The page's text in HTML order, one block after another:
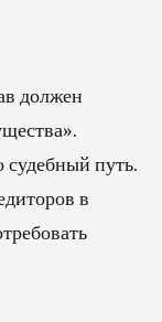
должен
путь.
в